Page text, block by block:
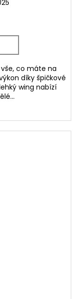
vše, co máte na
díky špičkové
wing nabízí